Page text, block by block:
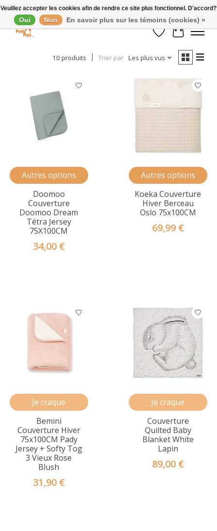
Liste de souhaits
Panier
Afficher les filtres
10 produits Trier par Les plus vus
Autres options
Doomoo
Couverture
Doomoo Dream
Tétra Jersey
75X100CM
34,00 €
Autres options
Koeka Couverture
Hiver Berceau
Oslo 75x100CM
69,99 €
Je craque
Bemini
Couverture Hiver
75x100CM Pady
Jersey + Softy Tog
3 Vieux Rose
Blush
31,90 €
Je craque
Couverture
Quilted Baby
Blanket White
Lapin
89,00 €
Veuillez accepter les cookies afin de rendre ce site plus fonctionnel. D'accord?
Oui Non En savoir plus sur les témoins (cookies) »